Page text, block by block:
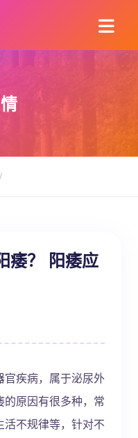
/
痿？ 阳痿应
官疾病，属于泌尿外
原因有很多种，常
活不规律等，针对不